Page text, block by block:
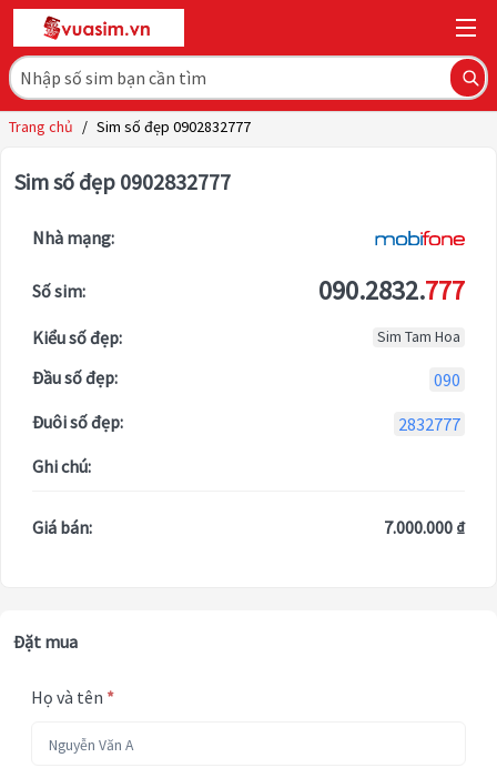
Trang chủ / Sim số đẹp 0902832777
Sim số đẹp 0902832777
Nhà mạng:
Số sim: 090.2832.777
Kiểu số đẹp: Sim Tam Hoa
Đầu số đẹp:
090
Đuôi số đẹp:
2832777
Ghi chú:
Giá bán: 7.000.000 ₫
Đặt mua
Họ và tên *